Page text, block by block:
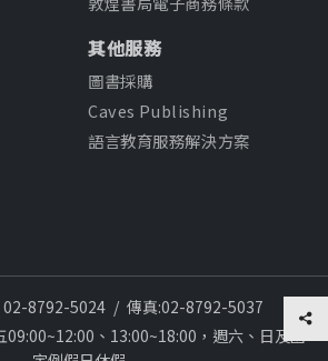
其他服務
圖書採購
Caves Publishing
語言教育服務解決方案
02-8792-5024 / 傳真:02-8792-5037
、13:00~18:00，週六、日及國